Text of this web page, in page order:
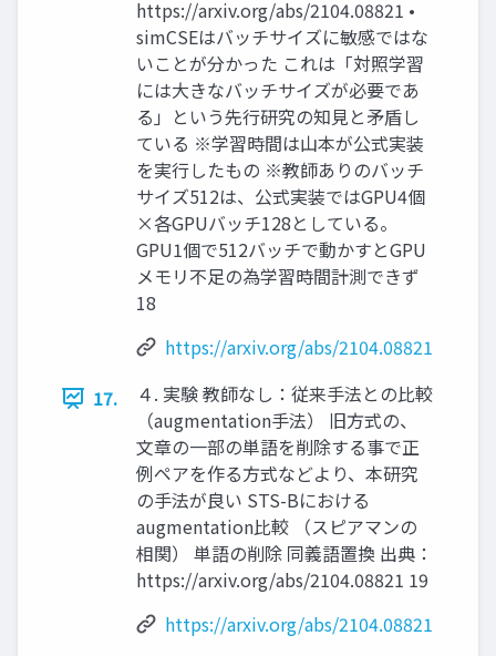
https://arxiv.org/abs/2104.08821 •
simCSEはバッチサイズに敏感ではな
いことが分かった これは「対照学習
には大きなバッチサイズが必要であ
る」という先行研究の知見と矛盾し
ている ※学習時間は山本が公式実装
を実行したもの ※教師ありのバッチ
サイズ512は、公式実装ではGPU4個
×各GPUバッチ128としている。
GPU1個で512バッチで動かすとGPU
メモリ不足の為学習時間計測できず
18
https://arxiv.org/abs/2104.08821
17.
４. 実験 教師なし：従来手法との比較
（augmentation手法） 旧方式の、
文章の一部の単語を削除する事で正
例ペアを作る方式などより、本研究
の手法が良い STS-Bにおける
augmentation比較 （スピアマンの
相関） 単語の削除 同義語置換 出典：
https://arxiv.org/abs/2104.08821 19
https://arxiv.org/abs/2104.08821